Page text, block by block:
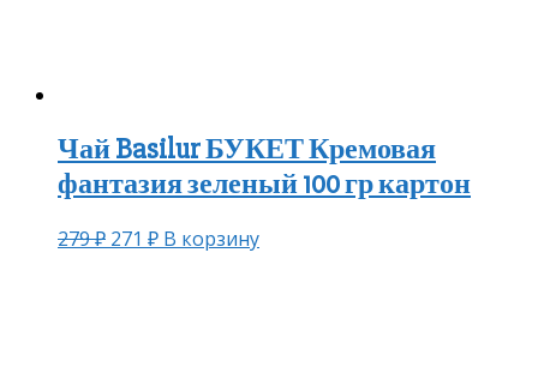
Чай Basilur БУКЕТ Кремовая
фантазия зеленый 100 гр картон
279₽ 271 ₽ В корзину